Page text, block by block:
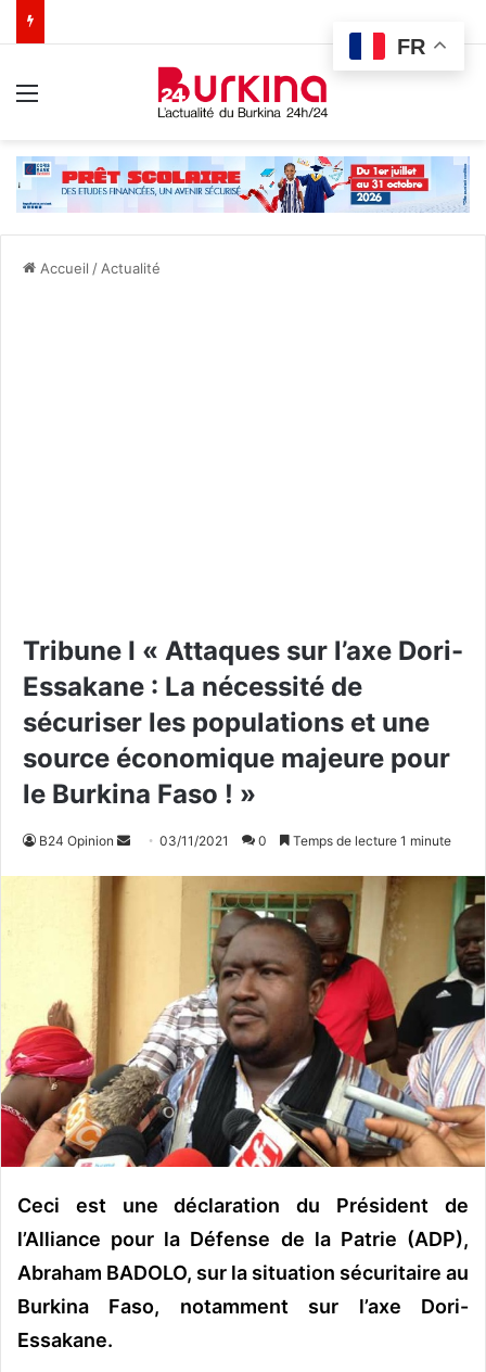
Accueil / Actualité
Tribune I « Attaques sur l’axe Dori-
Essakane : La nécessité de
sécuriser les populations et une
source économique majeure pour
le Burkina Faso ! »
B24 Opinion
n
c
o
u
i
03/11/2021 0 Temps de lecture 1 minute
Ceci est une déclaration du Président de
l’Alliance pour la Défense de la Patrie (ADP),
Abraham BADOLO, sur la situation sécuritaire au
Burkina Faso, notamment sur l’axe Dori-
Essakane.
FR